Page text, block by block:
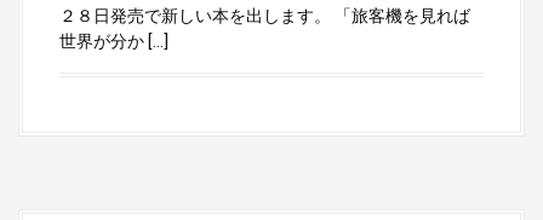
２８日発売で新しい本を出します。 「旅客機を見れば
世界が分か […]